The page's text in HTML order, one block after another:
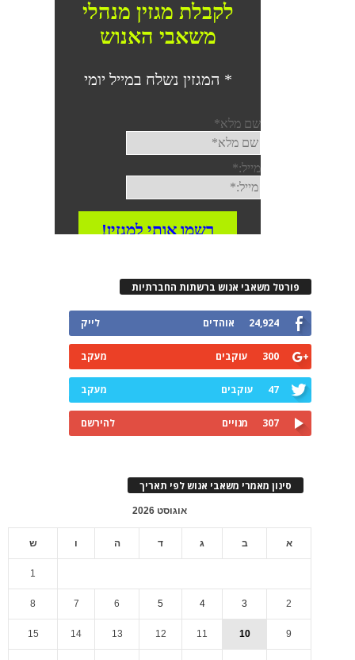
פורטל משאבי אנוש ברשתות החברתיות
24,924 אוהדים לייק
300 עוקבים מעקב
47 עוקבים מעקב
307 מנויים להירשם
סינון מאמרי משאבי אנוש לפי תאריך
אוגוסט 2026
א ב ג ד ה ו ש
1
2
3
4
5
6
7
8
9
10
11
12
13
14
15